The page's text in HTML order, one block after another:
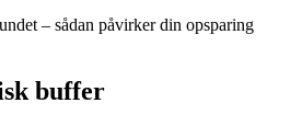
– sådan påvirker din opsparing
buffer